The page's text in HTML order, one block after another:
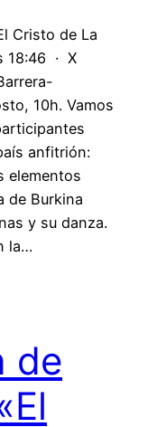
Cristo de La
18:46 · X
10h. Vamos
anfitrión:
elementos
de Burkina
y su danza.
la…
de